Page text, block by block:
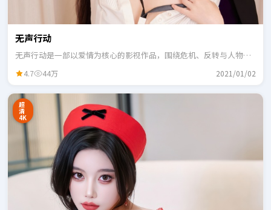
无声行动
无声行动是一部以爱情为核心的影视作品，围绕危机、反转与人物成
4.7 44万 2021/01/02
超
清
4K